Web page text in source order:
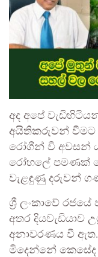
අද අපේ
අයිතිකරුවන් වීමට
රෝගීන් වී අවසන්
රෝහලේ පමණක්
වැළඳුණු දරුවන්
ශ්‍රී ලංකාවේ
අතර දියවැඩියාව
අනාවරණය වී
මිදෙන්නේ